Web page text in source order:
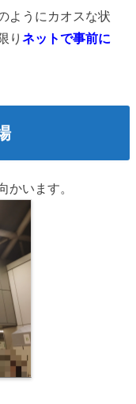
ようにカオスな状
りネットで事前に
います。